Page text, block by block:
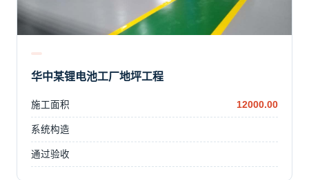
华中某锂电池工厂地坪工程
施工面积 12000.00
系统构造
通过验收